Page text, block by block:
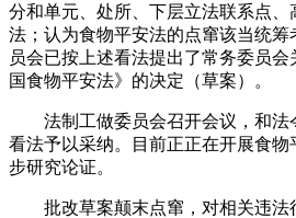
分和单元、处所、下层立法联系点
法；认为食物平安法的点窜该当统
员会已按上述看法提出了常务委员
国食物平安法》的决定（草案）。
法制工做委员会召开会议，和法
看法予以采纳。目前正正在开展食
步研究论证。
批改草案颠末点窜，对相关违法